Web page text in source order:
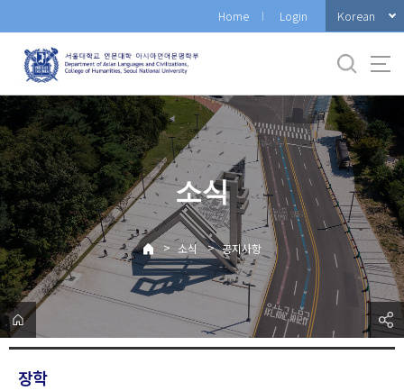
로
메
뉴
Home Login Korean
소식
> 소식 > 공지사항
장학